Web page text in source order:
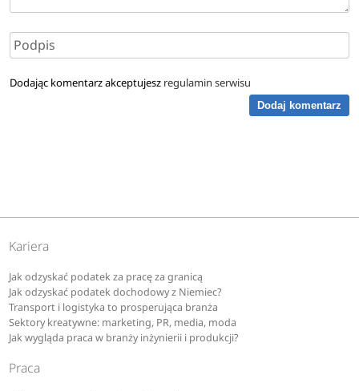
Dodając komentarz akceptujesz regulamin serwisu
Dodaj komentarz
Kariera
Jak odzyskać podatek za pracę za granicą
Jak odzyskać podatek dochodowy z Niemiec?
Transport i logistyka to prosperująca branża
Sektory kreatywne: marketing, PR, media, moda
Jak wygląda praca w branży inżynierii i produkcji?
Praca